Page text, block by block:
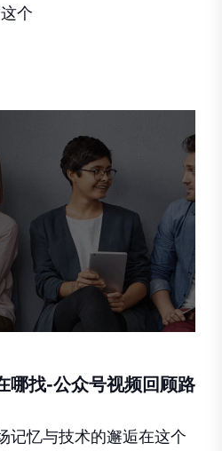
个
哪找-公众号视频回顾路
记忆与技术的邂逅在这个